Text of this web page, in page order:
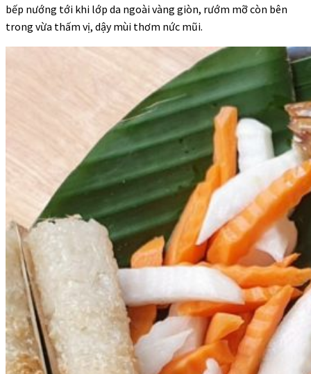
bếp nướng tới khi lớp da ngoài vàng giòn, rướm mỡ còn bên
trong vừa thấm vị, dậy mùi thơm nức mũi.